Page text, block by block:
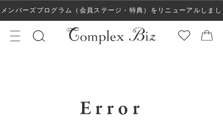
メンバーズプログラム（会員ステージ・特典）をリニューアルしまし
た！
Error